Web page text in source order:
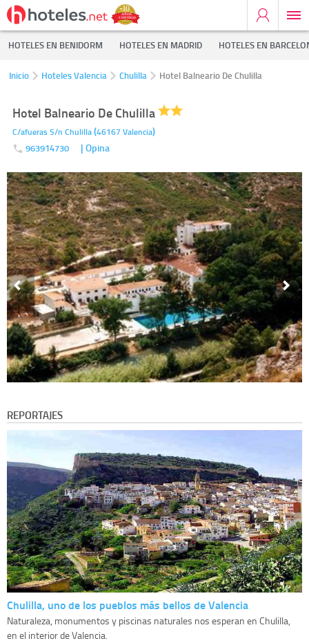
HOTELES EN BENIDORM HOTELES EN MADRID HOTELES EN
Inicio Hoteles Valencia Chulilla Hotel Balneario De Chulilla
Hotel Balneario De Chulilla
C/afueras S/n Chulilla(46167 Valencia)
963914730 | Opina
REPORTAJES
Chulilla, uno de los pueblos más bellos de Valencia
Naturaleza, monumentos y piscinas naturales nos esperan en Chulilla,
en el interior de Valencia.